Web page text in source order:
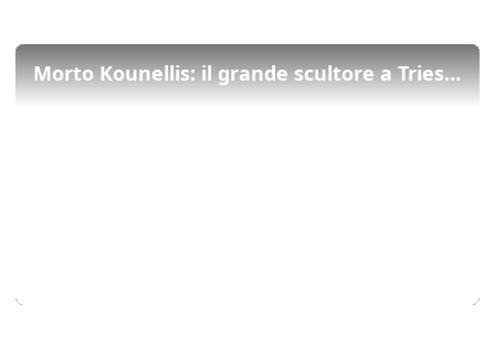
Morto Kounellis: il grande scultore a Trieste nel 2013